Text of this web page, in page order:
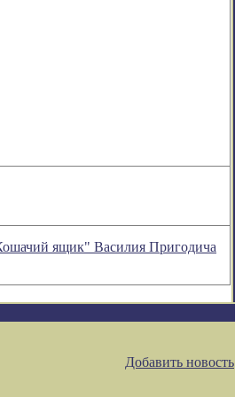
ящик" Василия Пригодича
Добавить новость